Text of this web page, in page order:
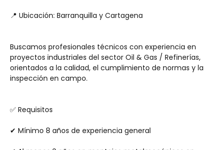
📍 Ubicación: Barranquilla y Cartagena
Buscamos profesionales técnicos con experiencia en
proyectos industriales del sector Oil & Gas / Refinerías,
orientados a la calidad, el cumplimiento de normas y la
inspección en campo.
✅ Requisitos
✔ Mínimo 8 años de experiencia general